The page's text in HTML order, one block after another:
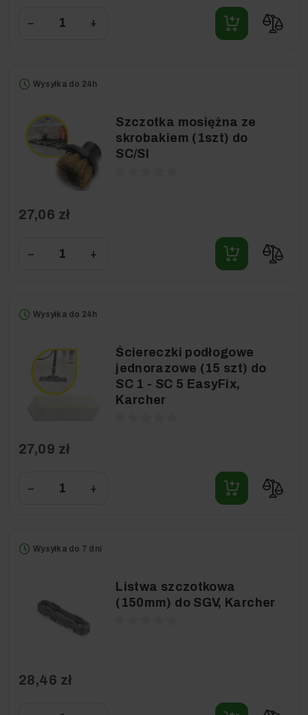
− +
Wysyłka do 24h
Szczotka mosiężna ze
skrobakiem (1szt) do
SC/SI
27,06 zł
− +
Wysyłka do 24h
Ściereczki podłogowe
jednorazowe (15 szt) do
SC 1 - SC 5 EasyFix,
Karcher
27,09 zł
− +
Wysyłka do 7 dni
Listwa szczotkowa
(150mm) do SGV, Karcher
28,46 zł